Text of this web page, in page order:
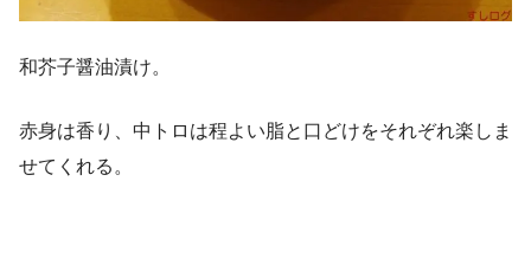
和芥子醤油漬け。
赤身は香り、中トロは程よい脂と口どけをそれぞれ楽しま
せてくれる。